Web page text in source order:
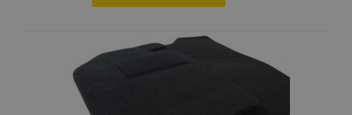
Wunschliste
hinzufügen